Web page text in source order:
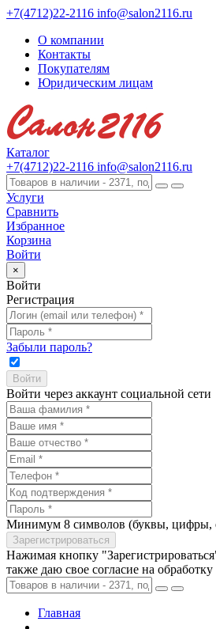
+7(4712)22-2116 info@salon2116.ru
О компании
Контакты
Покупателям
Юридическим лицам
Каталог
+7(4712)22-2116 info@salon2116.ru
Услуги
Сравнить
Избранное
Корзина
Войти
×
Войти
Регистрация
Забыли пароль?
Войти через аккаунт социальной сети
Минимум 8 символов (буквы, цифры,
Нажимая кнопку
также даю свое согласие на
Главная